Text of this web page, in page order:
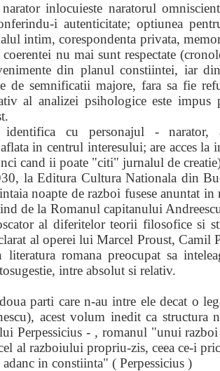
inlocuieste naratorul
i autenticitate; optiunea
intim, corespondenta privata,
nu mai sunt respectate
din planul constiintei, iar
de semnificatii majore, fara sa fie
al analizei psihologice este impus
cu personajul - narator,
in centrul interesului; are acces la
cand ii poate "citi" jurnalul de
la Editura Cultura Nationala din
noapte de razboi fusese anuntat
de la Romanul capitanului
al diferitelor teorii filosofice si
al operei lui Marcel Proust, Camil
romana preocupat sa
intre absolut si relativ.
parti care n-au intre ele decat o
acest volum inedit ca structura
Perpessicius - , romanul "unui
al razboiului propriu-zis, ceea ce-i
in constiinta" ( Perpessicius )